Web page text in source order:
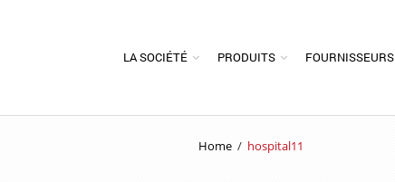
LA SOCIÉTÉ PRODUITS FOURNISSEURS
Home / hospital11